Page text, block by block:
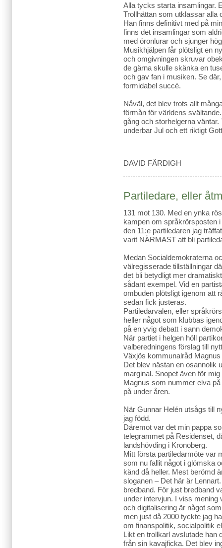
Alla tycks starta insamlingar.
Trollhättan som utklassar alla
Han finns definitivt med på
finns det insamlingar som
med öronlurar och sjunger
Musikhjälpen får plötsligt en
och omgivningen skruvar
de gärna skulle skänka en
och gav fan i musiken. Se
formidabel succé.
Nåväl, det blev trots allt
förmån för världens
gång och storhelgerna
underbar Jul och ett riktigt
DAVID FÄRDIGH
Partiledare, eller
131 mot 130. Med en ynka
kampen om språkrörsposten
den 11:e partiledaren jag
varit NÄRMAST att bli
Medan Socialdemokraterna
välregisserade tillställningar
det bli betydligt mer
sådant exempel. Vid en
ombuden plötsligt igenom att
sedan fick justeras.
Partiledarvalen, eller
heller något som klubbas
på en yvig debatt i sann
När partiet i helgen höll
valberedningens förslag till
Växjös kommunalråd Magnus
Det blev nästan en osannolik
marginal. Snopet även för
Magnus som nummer elva
på under åren.
När Gunnar Helén utsågs till
jag född.
Däremot var det min pappa
telegrammet på Residenset,
landshövding i Kronoberg.
Mitt första partiledarmöte var
som nu fallit något i glömska
känd då heller. Mest berömd
sloganen – Det här är
bredband. För just bredband
under intervjun. I viss mening
och digitalisering är något
men just då 2000 tyckte jag
om finanspolitik, socialpolitik
Likt en trollkarl avslutade han
från sin kavajficka. Det blev